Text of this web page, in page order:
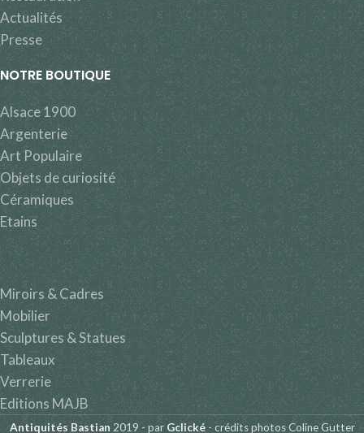
Actualités
Presse
NOTRE BOUTIQUE
Alsace 1900
Argenterie
Art Populaire
Objets de curiosité
Céramiques
Etains
Miroirs & Cadres
Mobilier
Sculptures & Statues
Tableaux
Verrerie
Editions MAJB
Antiquités Bastian 2019 - parGclické- crédits photos Coline Gutter